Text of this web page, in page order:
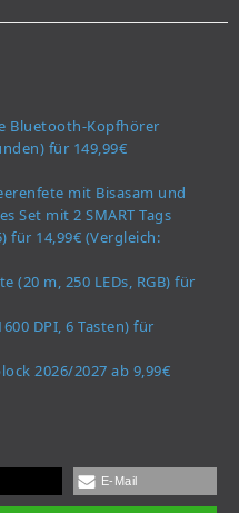
Bluetooth-Kopfhörer
für 149,99€
mit Bisasam und
Set mit 2 SMART Tags
für 14,99€ (Vergleich:
(20 m, 250 LEDs, RGB) für
DPI, 6 Tasten) für
2026/2027 ab 9,99€
E-Mail